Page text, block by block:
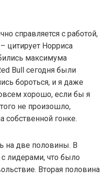
справляется с работой,
цитирует Норриса
максимума
Bull сегодня были
бороться, и я даже
хорошо, если бы я
не произошло,
собственной гонке.
на две половины. В
лидерами, что было
Вторая половина